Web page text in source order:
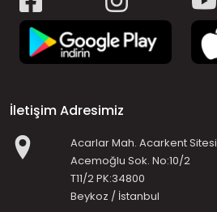
İletişim Adresimiz
Acarlar Mah. Acarkent Sitesi
Acemoğlu Sok. No:10/2
T11/2 PK:34800
Beykoz / İstanbul